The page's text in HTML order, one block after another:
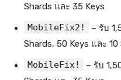
Shards และ 35 Keys
MobileFix2!
– รับ
Shards, 50 Keys และ 10
MobileFix!
– รับ